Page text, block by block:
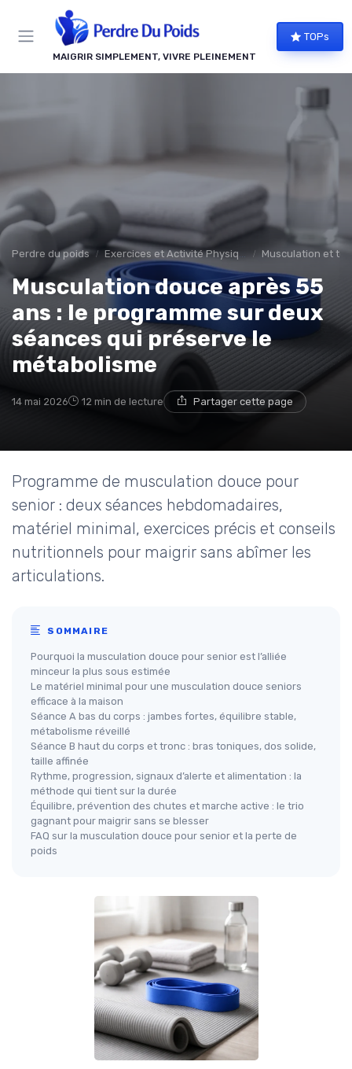
MAIGRIR SIMPLEMENT, VIVRE PLEINEMENT
TOPs
Perdre du poids Exercices et Activité Physique Musculation et
Musculation douce après 55
ans : le programme sur deux
séances qui préserve le
métabolisme
14 mai 2026 12 min de lecture Partager cette page
Programme de musculation douce pour
senior : deux séances hebdomadaires,
matériel minimal, exercices précis et conseils
nutritionnels pour maigrir sans abîmer les
articulations.
SOMMAIRE
Pourquoi la musculation douce pour senior est l’alliée
minceur la plus sous estimée
Le matériel minimal pour une musculation douce seniors
efficace à la maison
Séance A bas du corps : jambes fortes, équilibre stable,
métabolisme réveillé
Séance B haut du corps et tronc : bras toniques, dos solide,
taille affinée
Rythme, progression, signaux d’alerte et alimentation : la
méthode qui tient sur la durée
Équilibre, prévention des chutes et marche active : le trio
gagnant pour maigrir sans se blesser
FAQ sur la musculation douce pour senior et la perte de
poids
Panneau de gestion des cookies